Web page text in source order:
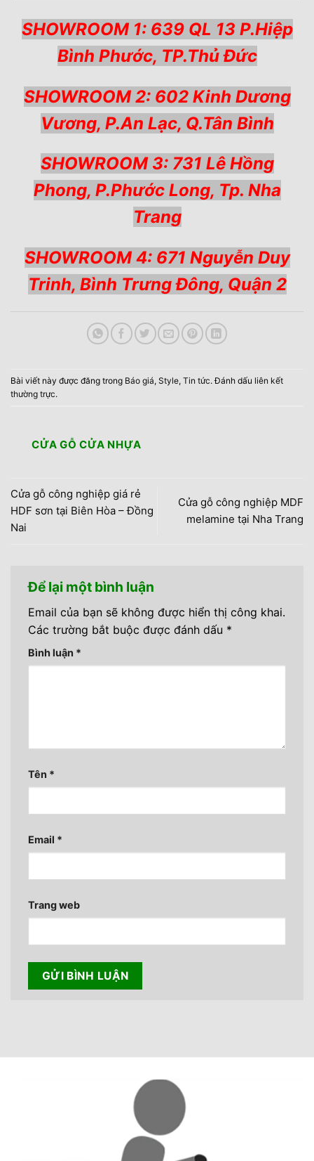
SHOWROOM 1: 639 QL 13 P.Hiệp
Bình Phước, TP.Thủ Đức
SHOWROOM 2: 602 Kinh Dương
Vương, P.An Lạc, Q.Tân Bình
SHOWROOM 3: 731 Lê Hồng
Phong, P.Phước Long, Tp. Nha
Trang
SHOWROOM 4: 671 Nguyễn Duy
Trinh, Bình Trưng Đông, Quận 2
Bài viết này được đăng trong Báo giá, Style, Tin tức. Đánh dấu liên kết
thường trực.
CỬA GỖ CỬA NHỰA
Cửa gỗ công nghiệp giá rẻ
HDF sơn tại Biên Hòa – Đồng
Nai
Cửa gỗ công nghiệp MDF
melamine tại Nha Trang
Để lại một bình luận
Email của bạn sẽ không được hiển thị công khai.
Các trường bắt buộc được đánh dấu *
Bình luận *
Tên *
Email *
Trang web